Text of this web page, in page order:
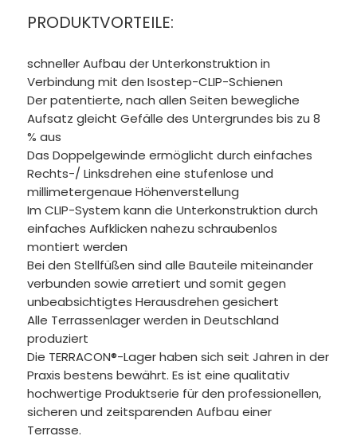
PRODUKTVORTEILE:
schneller Aufbau der Unterkonstruktion in
Verbindung mit den Isostep-CLIP-Schienen
Der patentierte, nach allen Seiten bewegliche
Aufsatz gleicht Gefälle des Untergrundes bis zu 8
% aus
Das Doppelgewinde ermöglicht durch einfaches
Rechts-/ Linksdrehen eine stufenlose und
millimetergenaue Höhenverstellung
Im CLIP-System kann die Unterkonstruktion durch
einfaches Aufklicken nahezu schraubenlos
montiert werden
Bei den Stellfüßen sind alle Bauteile miteinander
verbunden sowie arretiert und somit gegen
unbeabsichtigtes Herausdrehen gesichert
Alle Terrassenlager werden in Deutschland
produziert
Die TERRACON®-Lager haben sich seit Jahren in der
Praxis bestens bewährt. Es ist eine qualitativ
hochwertige Produktserie für den professionellen,
sicheren und zeitsparenden Aufbau einer
Terrasse.